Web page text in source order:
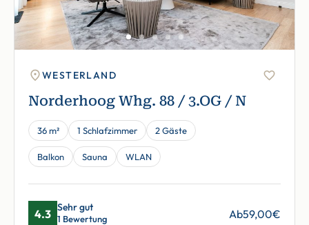
WESTERLAND
Norderhoog Whg. 88 / 3.OG / N
36 m² 1 Schlafzimmer 2 Gäste
Balkon Sauna WLAN
4.3 Sehr gut
1 Bewertung Ab59,00€